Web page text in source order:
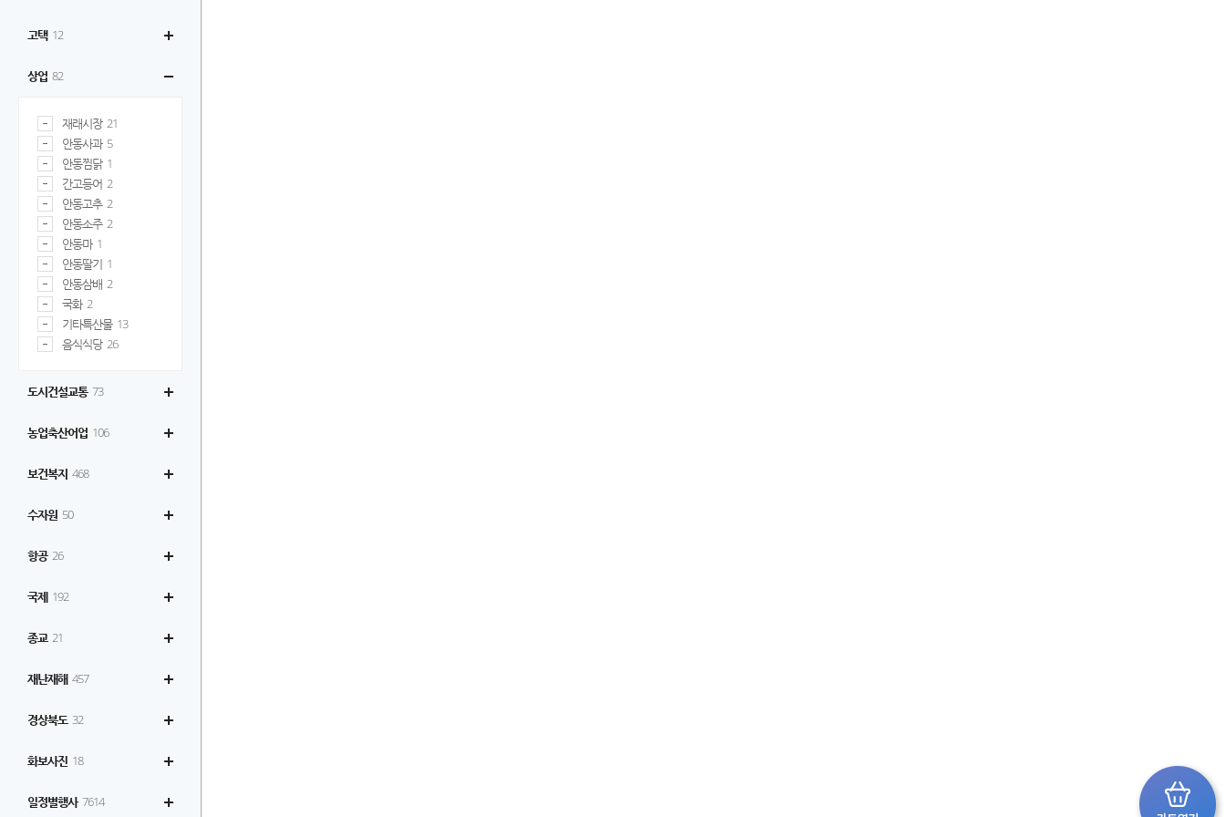
고택 12
상업 82
재래시장 21
안동사과 5
안동찜닭 1
간고등어 2
안동고추 2
안동소주 2
안동마 1
안동딸기 1
안동삼배 2
국화 2
기타특산물 13
음식식당 26
도시건설교통 73
농업축산어업 106
보건복지 468
수자원 50
항공 26
국제 192
종교 21
재난재해 457
경상북도 32
화보사진 18
일정별행사 7614